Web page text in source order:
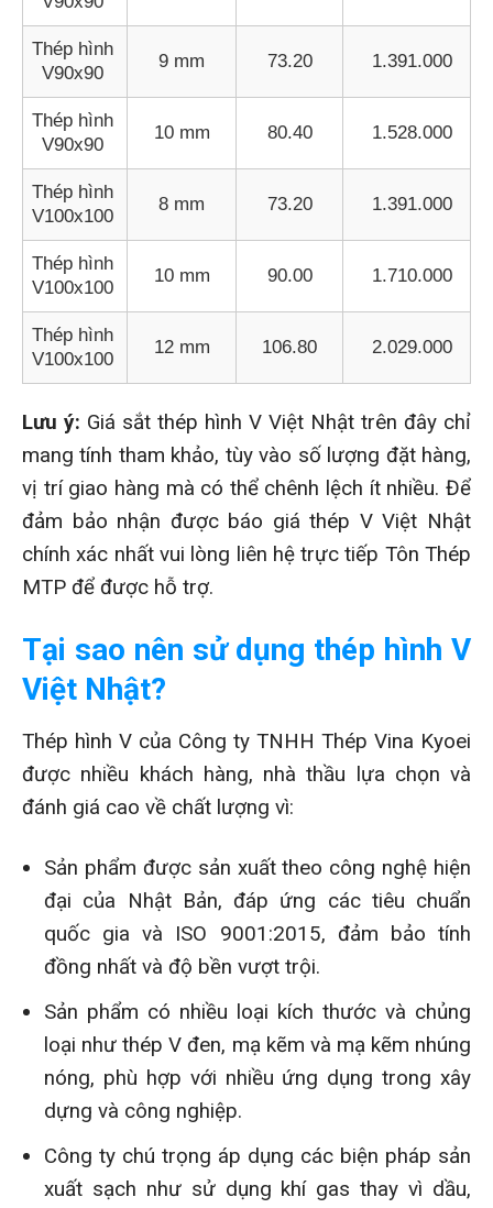
Thép hình
V90x90
9 mm 73.20 1.391.000
Thép hình
V90x90
10 mm 80.40 1.528.000
Thép hình
V100x100
8 mm 73.20 1.391.000
Thép hình
V100x100
10 mm 90.00 1.710.000
Thép hình
V100x100
12 mm 106.80 2.029.000
Lưu ý: Giá sắt thép hình V Việt Nhật trên đây chỉ
mang tính tham khảo, tùy vào số lượng đặt hàng,
vị trí giao hàng mà có thể chênh lệch ít nhiều. Để
đảm bảo nhận được báo giá thép V Việt Nhật
chính xác nhất vui lòng liên hệ trực tiếp Tôn Thép
MTP để được hỗ trợ.
Tại sao nên sử dụng thép hình V
Việt Nhật?
Thép hình V của Công ty TNHH Thép Vina Kyoei
được nhiều khách hàng, nhà thầu lựa chọn và
đánh giá cao về chất lượng vì:
Sản phẩm được sản xuất theo công nghệ hiện
đại của Nhật Bản, đáp ứng các tiêu chuẩn
quốc gia và ISO 9001:2015, đảm bảo tính
đồng nhất và độ bền vượt trội.
Sản phẩm có nhiều loại kích thước và chủng
loại như thép V đen, mạ kẽm và mạ kẽm nhúng
nóng, phù hợp với nhiều ứng dụng trong xây
dựng và công nghiệp.
Công ty chú trọng áp dụng các biện pháp sản
xuất sạch như sử dụng khí gas thay vì dầu,